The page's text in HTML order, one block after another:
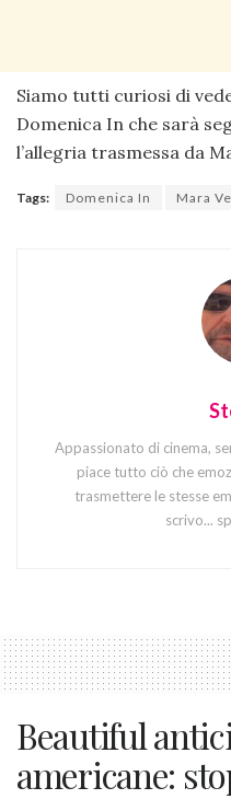
Siamo tutti curiosi di
Domenica In che sarà
l’allegria trasmessa da
Tags: Domenica In Mara
Appassionato di cinema,
piace tutto ciò che
trasmettere le stesse
scrivo...
Beautiful
americane: